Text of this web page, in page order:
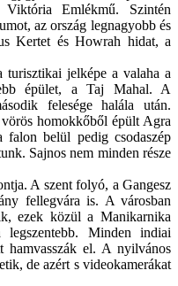
Emlékmű. Szintén
az ország legnagyobb és
Kertet és Howrah hidat, a
jelképe a valaha a
épület, a Taj Mahal. A
felesége halála után.
homokkőből épült Agra
belül pedig csodaszép
Sajnos nem minden része
A szent folyó, a Gangesz
fellegvára is. A városban
ezek közül a Manikarnika
Minden indiai
hamvasszák el. A nyilvános
de azért s videokamerákat